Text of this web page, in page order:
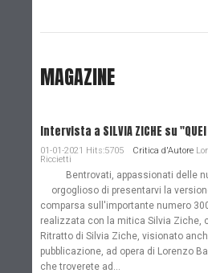
MAGAZINE
Intervista a SILVIA ZICHE su "QUEI
01-01-2021 Hits:5705 Critica d'Autore
Riccietti
Bentrovati, appassionati delle
orgoglioso di presentarvi la
comparsa sull'importante numero 300
realizzata con la mitica Silvia Ziche,
Ritratto di Silvia Ziche, visionato
pubblicazione, ad opera di Lorenzo
che troverete ad...